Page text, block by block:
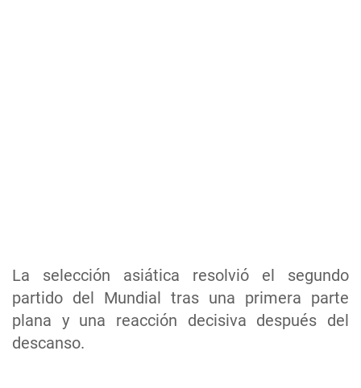
La selección asiática resolvió el segundo
partido del Mundial tras una primera parte
plana y una reacción decisiva después del
descanso.